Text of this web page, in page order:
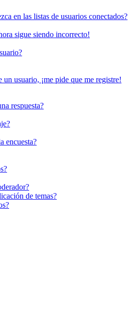
en las listas de usuarios conectados?
sigue siendo incorrecto!
usuario, ¡me pide que me registre!
respuesta?
encuesta?
de temas?